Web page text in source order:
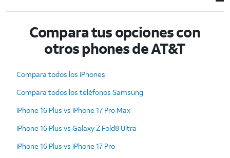
Compara tus opciones con
otros phones de AT&T
Compara todos los iPhones
Compara todos los teléfonos Samsung
iPhone 16 Plus vs iPhone 17 Pro Max
iPhone 16 Plus vs Galaxy Z Fold8 Ultra
iPhone 16 Plus vs iPhone 17 Pro